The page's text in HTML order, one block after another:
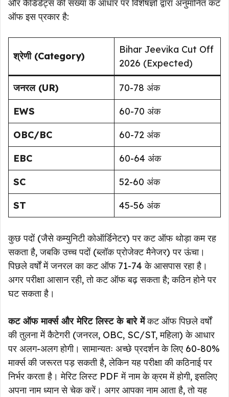
और कैंडिडेट्स की संख्या के आधार पर विशेषज्ञों द्वारा अनुमानित कट
ऑफ इस प्रकार है:
श्रेणी (Category)
Bihar Jeevika Cut Off
2026 (Expected)
जनरल (UR)
70-78 अंक
EWS
60-70 अंक
OBC/BC
60-72 अंक
EBC
60-64 अंक
SC
52-60 अंक
ST
45-56 अंक
कुछ पदों (जैसे कम्युनिटी कोऑर्डिनेटर) पर कट ऑफ थोड़ा कम रह
सकता है, जबकि उच्च पदों (ब्लॉक प्रोजेक्ट मैनेजर) पर ऊंचा।
पिछले वर्षों में जनरल का कट ऑफ 71-74 के आसपास रहा है।
अगर परीक्षा आसान रही, तो कट ऑफ बढ़ सकता है; कठिन होने पर
घट सकता है।
कट ऑफ मार्क्स और मेरिट लिस्ट के बारे मेंकट ऑफ पिछले वर्षों
की तुलना में कैटेगरी (जनरल, OBC, SC/ST, महिला) के आधार
पर अलग-अलग होगी। सामान्यतः अच्छे प्रदर्शन के लिए 60-80%
मार्क्स की जरूरत पड़ सकती है, लेकिन यह परीक्षा की कठिनाई पर
निर्भर करता है। मेरिट लिस्ट PDF में नाम के क्रम में होगी, इसलिए
अपना नाम ध्यान से चेक करें। अगर आपका नाम आता है, तो यह